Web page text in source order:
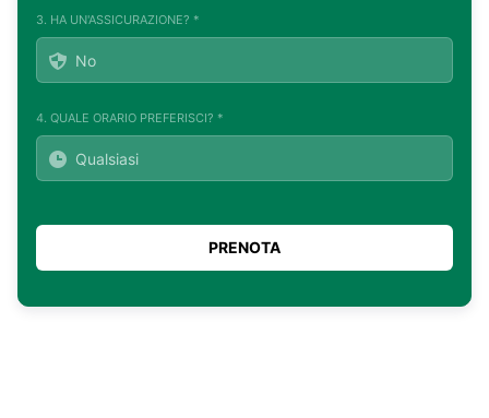
3. HA UN'ASSICURAZIONE? *
4. QUALE ORARIO PREFERISCI? *